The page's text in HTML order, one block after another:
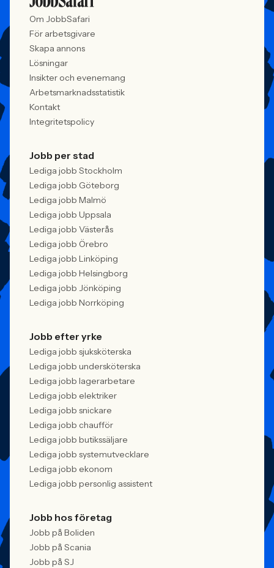
Om JobbSafari
För arbetsgivare
Skapa annons
Lösningar
Insikter och evenemang
Arbetsmarknadsstatistik
Kontakt
Integritetspolicy
Jobb per stad
Lediga jobb Stockholm
Lediga jobb Göteborg
Lediga jobb Malmö
Lediga jobb Uppsala
Lediga jobb Västerås
Lediga jobb Örebro
Lediga jobb Linköping
Lediga jobb Helsingborg
Lediga jobb Jönköping
Lediga jobb Norrköping
Jobb efter yrke
Lediga jobb sjuksköterska
Lediga jobb undersköterska
Lediga jobb lagerarbetare
Lediga jobb elektriker
Lediga jobb snickare
Lediga jobb chaufför
Lediga jobb butikssäljare
Lediga jobb systemutvecklare
Lediga jobb ekonom
Lediga jobb personlig assistent
Jobb hos företag
Jobb på Boliden
Jobb på Scania
Jobb på SJ